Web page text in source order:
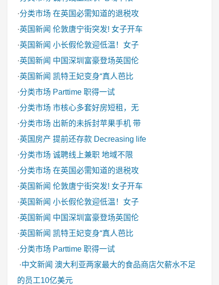
·分类市场 在英国必需知道的退税攻
·英国新闻 伦敦唐宁街突发! 女子开车
·英国新闻 小长假伦敦迎低温！女子
·英国新闻 中国深圳富豪登场英国伦
·英国新闻 凯特王妃变身“真人芭比
·分类市场 Parttime 职得一试
·分类市场 市核心多套好房短租，无
·分类市场 出新的未拆封苹果手机 带
·英国房产 提前还存款 Decreasing life
·分类市场 诚聘线上兼职 地域不限
·分类市场 在英国必需知道的退税攻
·英国新闻 伦敦唐宁街突发! 女子开车
·英国新闻 小长假伦敦迎低温！女子
·英国新闻 中国深圳富豪登场英国伦
·英国新闻 凯特王妃变身“真人芭比
·分类市场 Parttime 职得一试
·中文新闻 澳大利亚两家最大的食品商店欠薪水不足
的员工10亿美元